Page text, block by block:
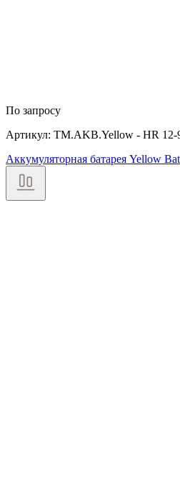
По запросу
Артикул: TM.AKB.Yellow - HR 12-
Аккумуляторная батарея Yellow